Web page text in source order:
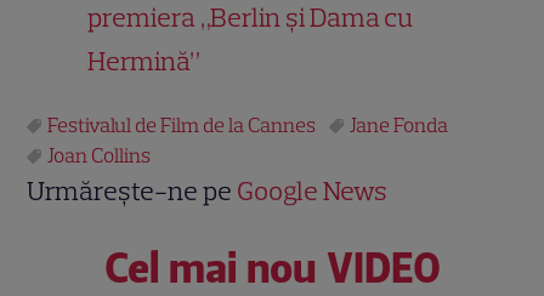
premiera „Berlin și Dama cu
Hermină”
Festivalul de Film de la Cannes
Jane Fonda
Joan Collins
Urmărește-ne pe Google News
Cel mai nou VIDEO